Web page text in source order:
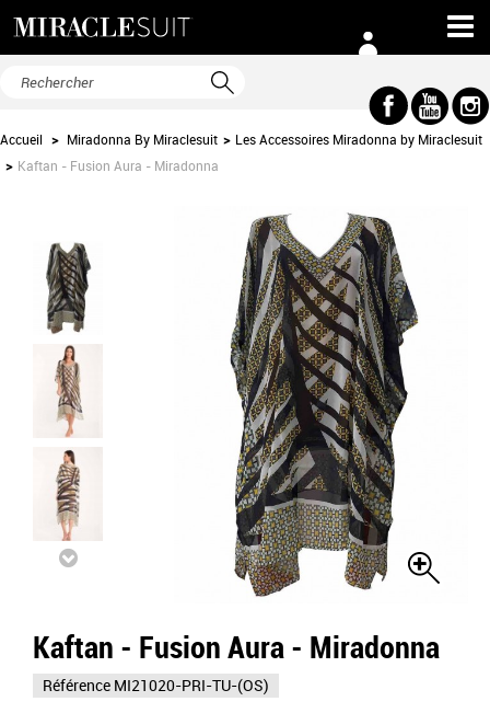
Accueil > Miradonna By Miraclesuit > Les Accessoires Miradonna by Miraclesuit
> Kaftan - Fusion Aura - Miradonna
Kaftan - Fusion Aura - Miradonna
Référence MI21020-PRI-TU-(OS)